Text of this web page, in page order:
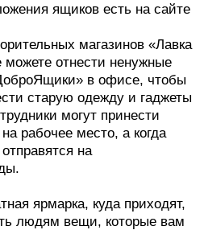
ящиков есть на сайте
магазинов «Лавка
можете отнести ненужные
в офисе, чтобы
старую одежду и гаджеты
могут принести
рабочее место, а когда
на
ярмарка, куда приходят,
людям вещи, которые вам